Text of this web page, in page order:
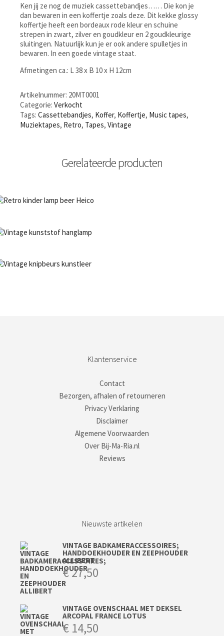
Ken jij ze nog de muziek cassettebandjes…… Die kon je
dan bewaren in een koffertje zoals deze. Dit kekke glossy
koffertje heeft een bordeaux rode kleur en schuine
strepen in zwart, zilver en goudkleur en 2 goudkleurige
sluitingen. Natuurlijk kun je er ook andere spulletjes in
bewaren. In een goede vintage staat.
Afmetingen ca.: L 38 x B 10 x H 12cm
Artikelnummer: 20MT0001
Categorie: Verkocht
Tags: Cassettebandjes, Koffer, Koffertje, Music tapes,
Muziektapes, Retro, Tapes, Vintage
Gerelateerde producten
Klantenservice
Contact
Bezorgen, afhalen of retourneren
Privacy Verklaring
Disclaimer
Algemene Voorwaarden
Over Bij-Ma-Ria.nl
Reviews
Nieuwste artikelen
VINTAGE BADKAMERACCESSOIRES;
HANDDOEKHOUDER EN ZEEPHOUDER
ALLIBERT
€27,50
VINTAGE OVENSCHAAL MET DEKSEL
ARCOPAL FRANCE LOTUS
€ 14,50